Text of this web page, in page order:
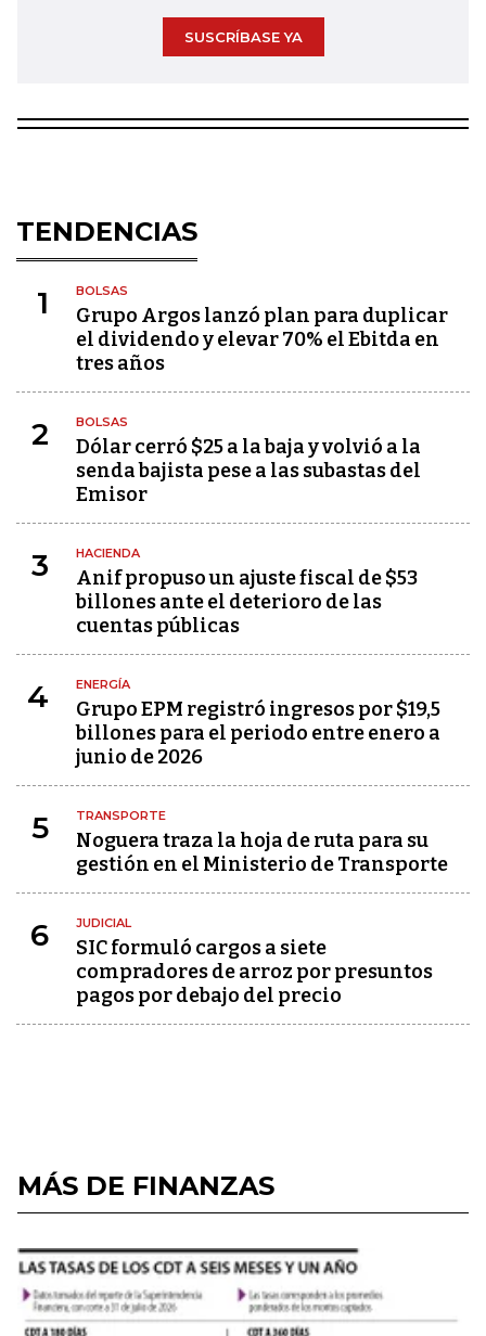
SUSCRÍBASE YA
TENDENCIAS
1 BOLSAS
Grupo Argos lanzó plan para duplicar
el dividendo y elevar 70% el Ebitda en
tres años
2 BOLSAS
Dólar cerró $25 a la baja y volvió a la
senda bajista pese a las subastas del
Emisor
3 HACIENDA
Anif propuso un ajuste fiscal de $53
billones ante el deterioro de las
cuentas públicas
4 ENERGÍA
Grupo EPM registró ingresos por $19,5
billones para el periodo entre enero a
junio de 2026
5 TRANSPORTE
Noguera traza la hoja de ruta para su
gestión en el Ministerio de Transporte
6 JUDICIAL
SIC formuló cargos a siete
compradores de arroz por presuntos
pagos por debajo del precio
MÁS DE FINANZAS